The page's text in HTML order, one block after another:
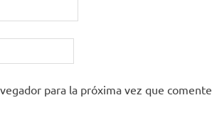
para la próxima vez que comente.